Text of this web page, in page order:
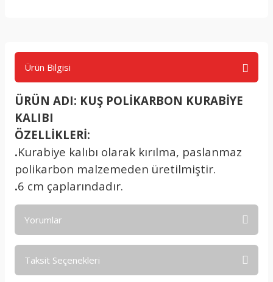
Ürün Bilgisi
ÜRÜN ADI: KUŞ POLİKARBON KURABİYE
KALIBI
ÖZELLİKLERİ:
.Kurabiye kalıbı olarak kırılma, paslanmaz
polikarbon malzemeden üretilmiştir.
.6 cm çaplarındadır.
Yorumlar
Taksit Seçenekleri